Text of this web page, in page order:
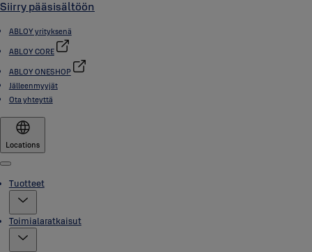
Siirry pääsisältöön
ABLOY yrityksenä
ABLOY CORE
ABLOY ONESHOP
Jälleenmyyjät
Ota yhteyttä
Locations
Menu
Tuotteet
Toimialaratkaisut